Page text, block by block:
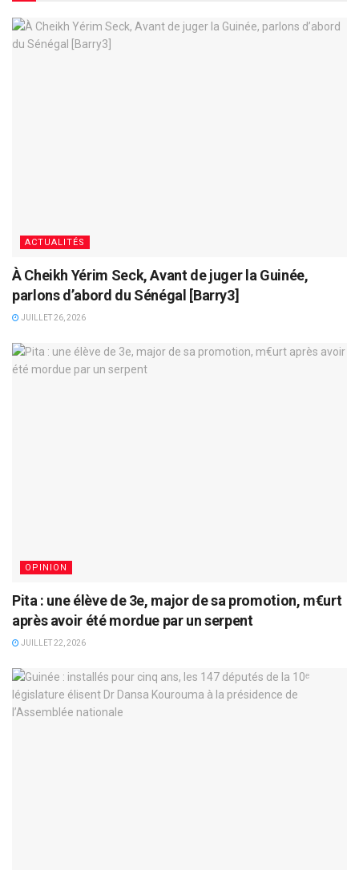
ACTUALITÉS
À Cheikh Yérim Seck, Avant de juger la Guinée,
parlons d’abord du Sénégal [Barry3]
JUILLET 26, 2026
OPINION
Pita : une élève de 3e, major de sa promotion, m€urt
après avoir été mordue par un serpent
JUILLET 22, 2026